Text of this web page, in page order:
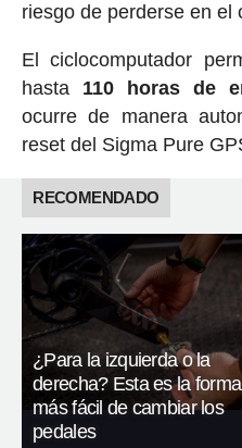
riesgo de perderse en el
El ciclocomputador
hasta 110 horas de
ocurre de manera
reset del Sigma Pure
RECOMENDADO
¿Para la izquierda o la
derecha? Esta es la forma
más fácil de cambiar los
pedales